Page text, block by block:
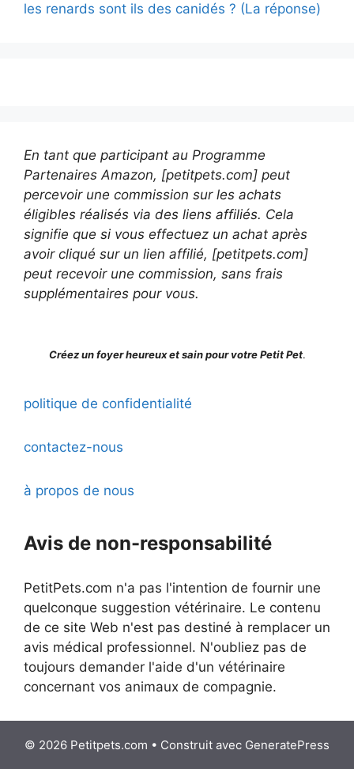
les renards sont ils des canidés ? (La réponse)
En tant que participant au Programme
Partenaires Amazon, [petitpets.com] peut
percevoir une commission sur les achats
éligibles réalisés via des liens affiliés. Cela
signifie que si vous effectuez un achat après
avoir cliqué sur un lien affilié, [petitpets.com]
peut recevoir une commission, sans frais
supplémentaires pour vous.
Créez un foyer heureux et sain pour votre Petit Pet.
politique de confidentialité
contactez-nous
à propos de nous
Avis de non-responsabilité
PetitPets.com n'a pas l'intention de fournir une
quelconque suggestion vétérinaire. Le contenu
de ce site Web n'est pas destiné à remplacer un
avis médical professionnel. N'oubliez pas de
toujours demander l'aide d'un vétérinaire
concernant vos animaux de compagnie.
© 2026 Petitpets.com • Construit avec GeneratePress